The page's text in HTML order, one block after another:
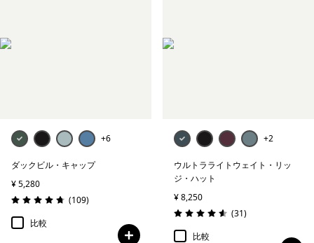
ロングトレイル
すべて表示 (0)
絞り込み
在庫のあるサイズ
+6
ダックビル・キャップ
¥ 5,280
評価: 4.7 / 5
(109レビュー
)
比較
+2
ウルトラライトウェイト・リッ
ジ・ハット
¥ 8,250
評価: 4.6 / 5
(31レビュー
)
比較